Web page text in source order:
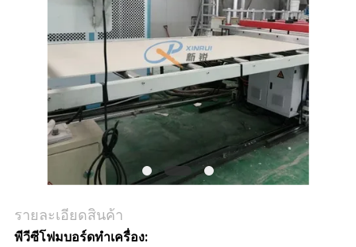
แผนผัง
เว็บไซต์
รายละเอียดสินค้า
พีวีซีโฟมบอร์ดทำเครื่อง: